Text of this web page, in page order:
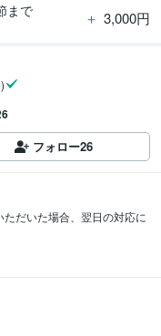
まで
＋ 3,000円
フォロー26
だいた場合、翌日の対応に